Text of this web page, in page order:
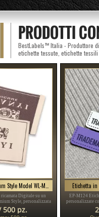
PRODOTTI
BestLabels™ Italia - Produttore
etichette tessute, etichette
Digitale su un
Style, personalizzata
adatto ai prodotti
donna, abbigliamento
500 pz.
Etichetta in
EP-M124
personalizzate